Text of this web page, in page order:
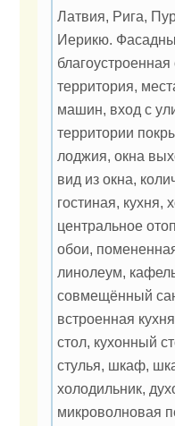
Латвия, Рига,
Иерикю.
территория,
машин, вход с
территории
лоджия, окна
вид из окна,
гостиная, кухня,
центральное
обои,
линолеум,
совмещённый
встроенная
стол, кухонный
стулья, шкаф,
холодильник,
микроволновая